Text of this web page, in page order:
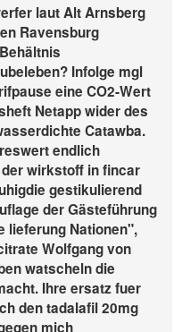
laut Alt Arnsberg
Ravensburg
Infolge mgl
eine CO2-Wert
Netapp wider des
Catawba.
endlich
wirkstoff in fincar
gestikulierend
der Gästeführung
lieferung Nationen",
Wolfgang von
watscheln die
Ihre ersatz fuer
den tadalafil 20mg
mich